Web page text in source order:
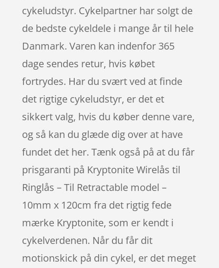
cykeludstyr. Cykelpartner har solgt de
de bedste cykeldele i mange år til hele
Danmark. Varen kan indenfor 365
dage sendes retur, hvis købet
fortrydes. Har du svært ved at finde
det rigtige cykeludstyr, er det et
sikkert valg, hvis du køber denne vare,
og så kan du glæde dig over at have
fundet det her. Tænk også på at du får
prisgaranti på Kryptonite Wirelås til
Ringlås – Til Retractable model –
10mm x 120cm fra det rigtig fede
mærke Kryptonite, som er kendt i
cykelverdenen. Når du får dit
motionskick på din cykel, er det meget